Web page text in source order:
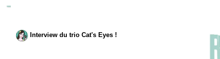
Interview du trio Cat's Eyes !